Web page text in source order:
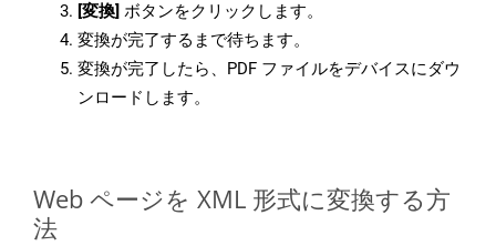
[変換] ボタンをクリックします。
変換が完了するまで待ちます。
変換が完了したら、PDF ファイルをデバイスにダウ
ンロードします。
Web ページを XML 形式に変換する方
法